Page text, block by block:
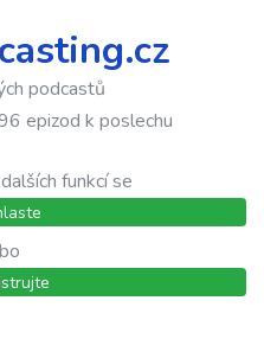
podcastů
epizod k poslechu
funkcí se